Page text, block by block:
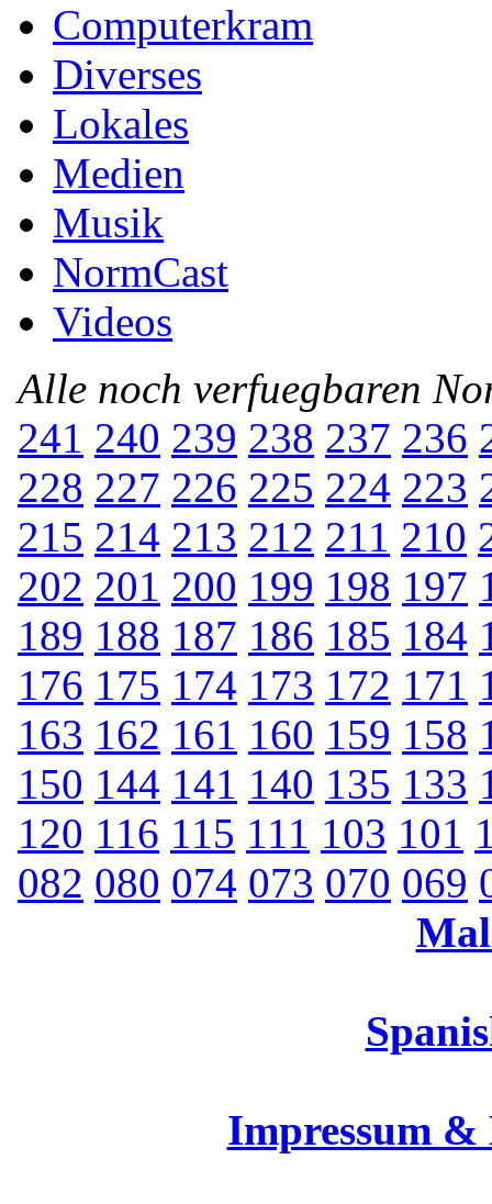
Computerkram
Diverses
Lokales
Medien
Musik
NormCast
Videos
Alle noch verfuegbaren
241 240 239 238 237 236
228 227 226 225 224 223
215 214 213 212 211 210
202 201 200 199 198 197
189 188 187 186 185 184
176 175 174 173 172 171
163 162 161 160 159 158
150 144 141 140 135 133
120 116 115 111 103 101
082 080 074 073 070 069
Impressum